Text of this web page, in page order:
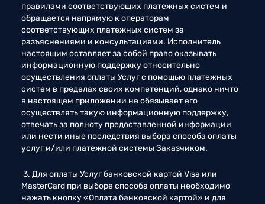
правилами соответствующих платежных систем и
обращается напрямую к операторам
соответствующих платежных систем за
разъяснениями и консультациями. Исполнитель
настоящим оставляет за собой право оказывать
информационную поддержку относительно
осуществления оплаты Услуг с помощью платежных
систем в пределах своих компетенций, однако ничто
в настоящем приложении не обязывает его
осуществлять такую информационную поддержку,
отвечать за полноту предоставленной информации
или нести иные последствия выбора способа оплаты
услуг и/или платежной системы Заказчиком.
MasterCard при выборе способа оплаты необходимо
нажать кнопку «Оплата банковской картой» и для